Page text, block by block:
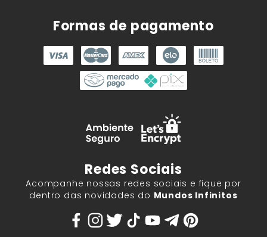
Formas de pagamento
Redes Sociais
Acompanhe nossas redes sociais e fique por
dentro das novidades do Mundos Infinitos